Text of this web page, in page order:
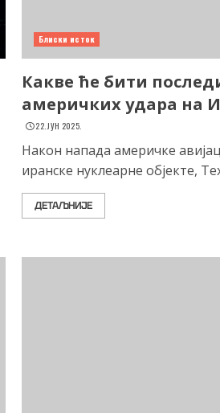
Блиски исток
Какве ће бити
америчких удара на
22. ЈУН 2025.
Након напада америчке
иранске нуклеарне објекте,
ДЕТАЉНИЈЕ